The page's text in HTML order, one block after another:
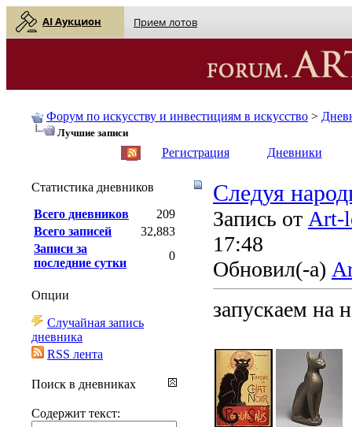
AI Аукцион Прием лотов
Форум по искусству и инвестициям в искусство >
Лучшие записи
Регистрация Дневники
Cледуя
Запись от Art-
17:48
Обновил(-а)
запускаем на
Статистика дневников
Всего дневников
209
Всего записей
32,883
Записи за
последние сутки
0
Опции
Случайная запись
дневника
RSS лента
Поиск в дневниках
Содержит текст: